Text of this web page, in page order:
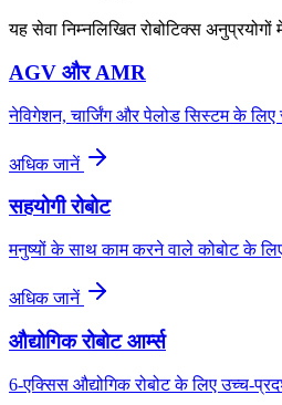
यह सेवा निम्नलिखित रोबोटिक्स
AGV और AMR
नेविगेशन, चार्जिंग और पेलोड सिस्टम के लिए
अधिक जानें
सहयोगी रोबोट
मनुष्यों के साथ काम करने वाले कोबोट के
अधिक जानें
औद्योगिक रोबोट आर्म्स
6-एक्सिस औद्योगिक रोबोट के लिए उच्च-